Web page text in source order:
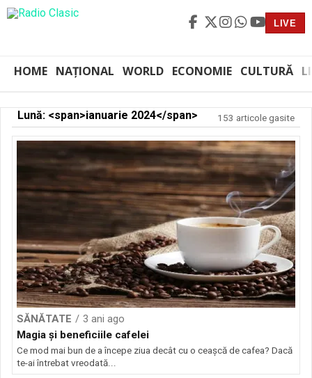
LIVE
HOME NAȚIONAL WORLD ECONOMIE CULTURĂ
Lună: <span>ianuarie 2024</span> 153 articole gasite
SĂNĂTATE
3 ani ago
Magia și beneficiile cafelei
Ce mod mai bun de a începe ziua decât cu o ceașcă de cafea? Dacă
te-ai întrebat vreodată...